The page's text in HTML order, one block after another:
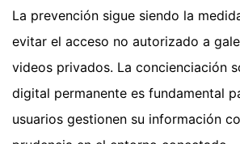
La prevención sigue siendo la
evitar el acceso no autorizado a
videos privados. La concienciación
digital permanente es fundamental
usuarios gestionen su información